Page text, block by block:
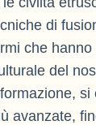
di
che hanno
del
si
avanzate,